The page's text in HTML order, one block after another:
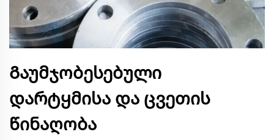
Გაუმჯობესებული
დარტყმისა და ცვეთის
წინაღობა